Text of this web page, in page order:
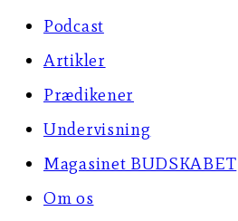
Podcast
Artikler
Prædikener
Undervisning
Magasinet BUDSKABET
Om os